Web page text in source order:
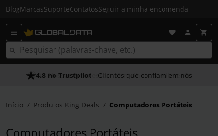
BlogMarcasSuporteContatosSeguir a minha encomenda
As Nossas Promessas- O melhor atendimento
4.8 no Trustpilot - Clientes que confiam em nós
Início Produtos King Deals Computadores Portáteis
Computadores Portáteis